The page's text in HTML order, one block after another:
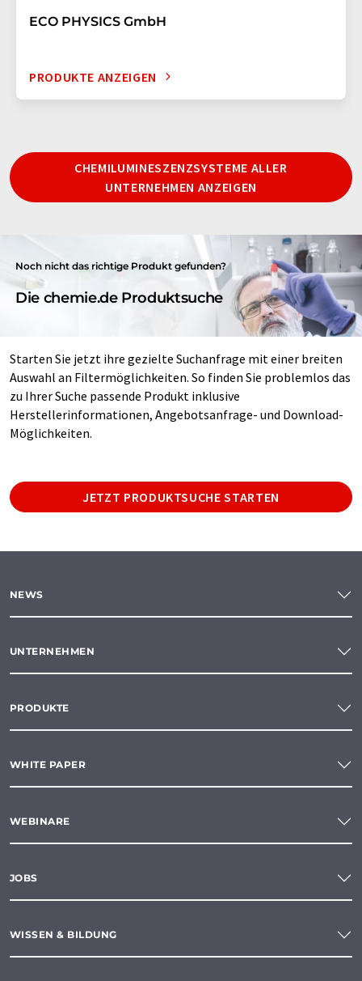
ECO PHYSICS GmbH
PRODUKTE ANZEIGEN
CHEMILUMINESZENZSYSTEME ALLER
UNTERNEHMEN ANZEIGEN
Noch nicht das richtige Produkt gefunden?
Die chemie.de Produktsuche
Starten Sie jetzt ihre gezielte Suchanfrage mit einer breiten
Auswahl an Filtermöglichkeiten. So finden Sie problemlos das
zu Ihrer Suche passende Produkt inklusive
Herstellerinformationen, Angebotsanfrage- und Download-
Möglichkeiten.
JETZT PRODUKTSUCHE STARTEN
NEWS
UNTERNEHMEN
PRODUKTE
WHITE PAPER
WEBINARE
JOBS
WISSEN & BILDUNG